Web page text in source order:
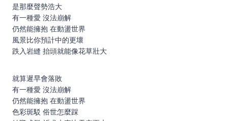
是那麼聲勢浩大
有一種愛 沒法崩解
仍然能擁抱 在動盪世界
風景比你預計中的更壞
跌入岩縫 抬頭就能像花草壯大
就算遲早會落敗
有一種愛 沒法崩解
仍然能擁抱 在動盪世界
色彩斑駁 俗世怎麼踩